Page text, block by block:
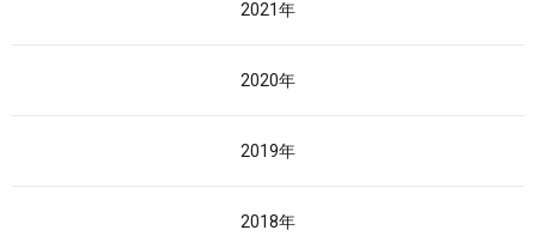
2021年
2020年
2019年
2018年